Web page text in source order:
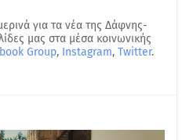
για τα νέα της Δάφνης-
μας στα μέσα κοινωνικής
Group, Instagram, Twitter.